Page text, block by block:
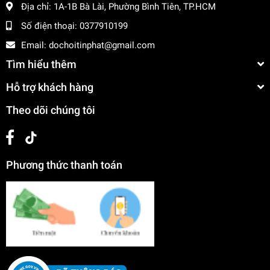
Địa chỉ: 1A-1B Bà Lài, Phường Bình Tiên, TP.HCM
Số điện thoại: 0377910199
Email: dochoitinphat@gmail.com
Tìm hiểu thêm
Hỗ trợ khách hàng
Theo dõi chúng tôi
Phương thức thanh toán